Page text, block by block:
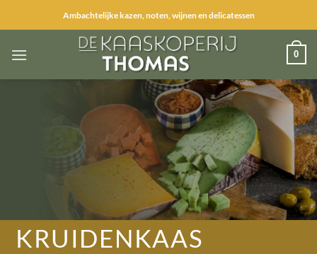
Ambachtelijke kazen, noten, wijnen en delicatessen
0
KRUIDENKAAS